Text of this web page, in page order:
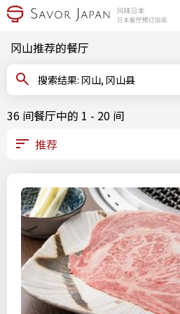
冈山推荐的餐厅
搜索结果: 冈山, 冈山县
36 间餐厅中的 1 - 20 间